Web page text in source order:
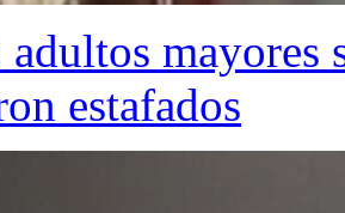
mayores
estafados